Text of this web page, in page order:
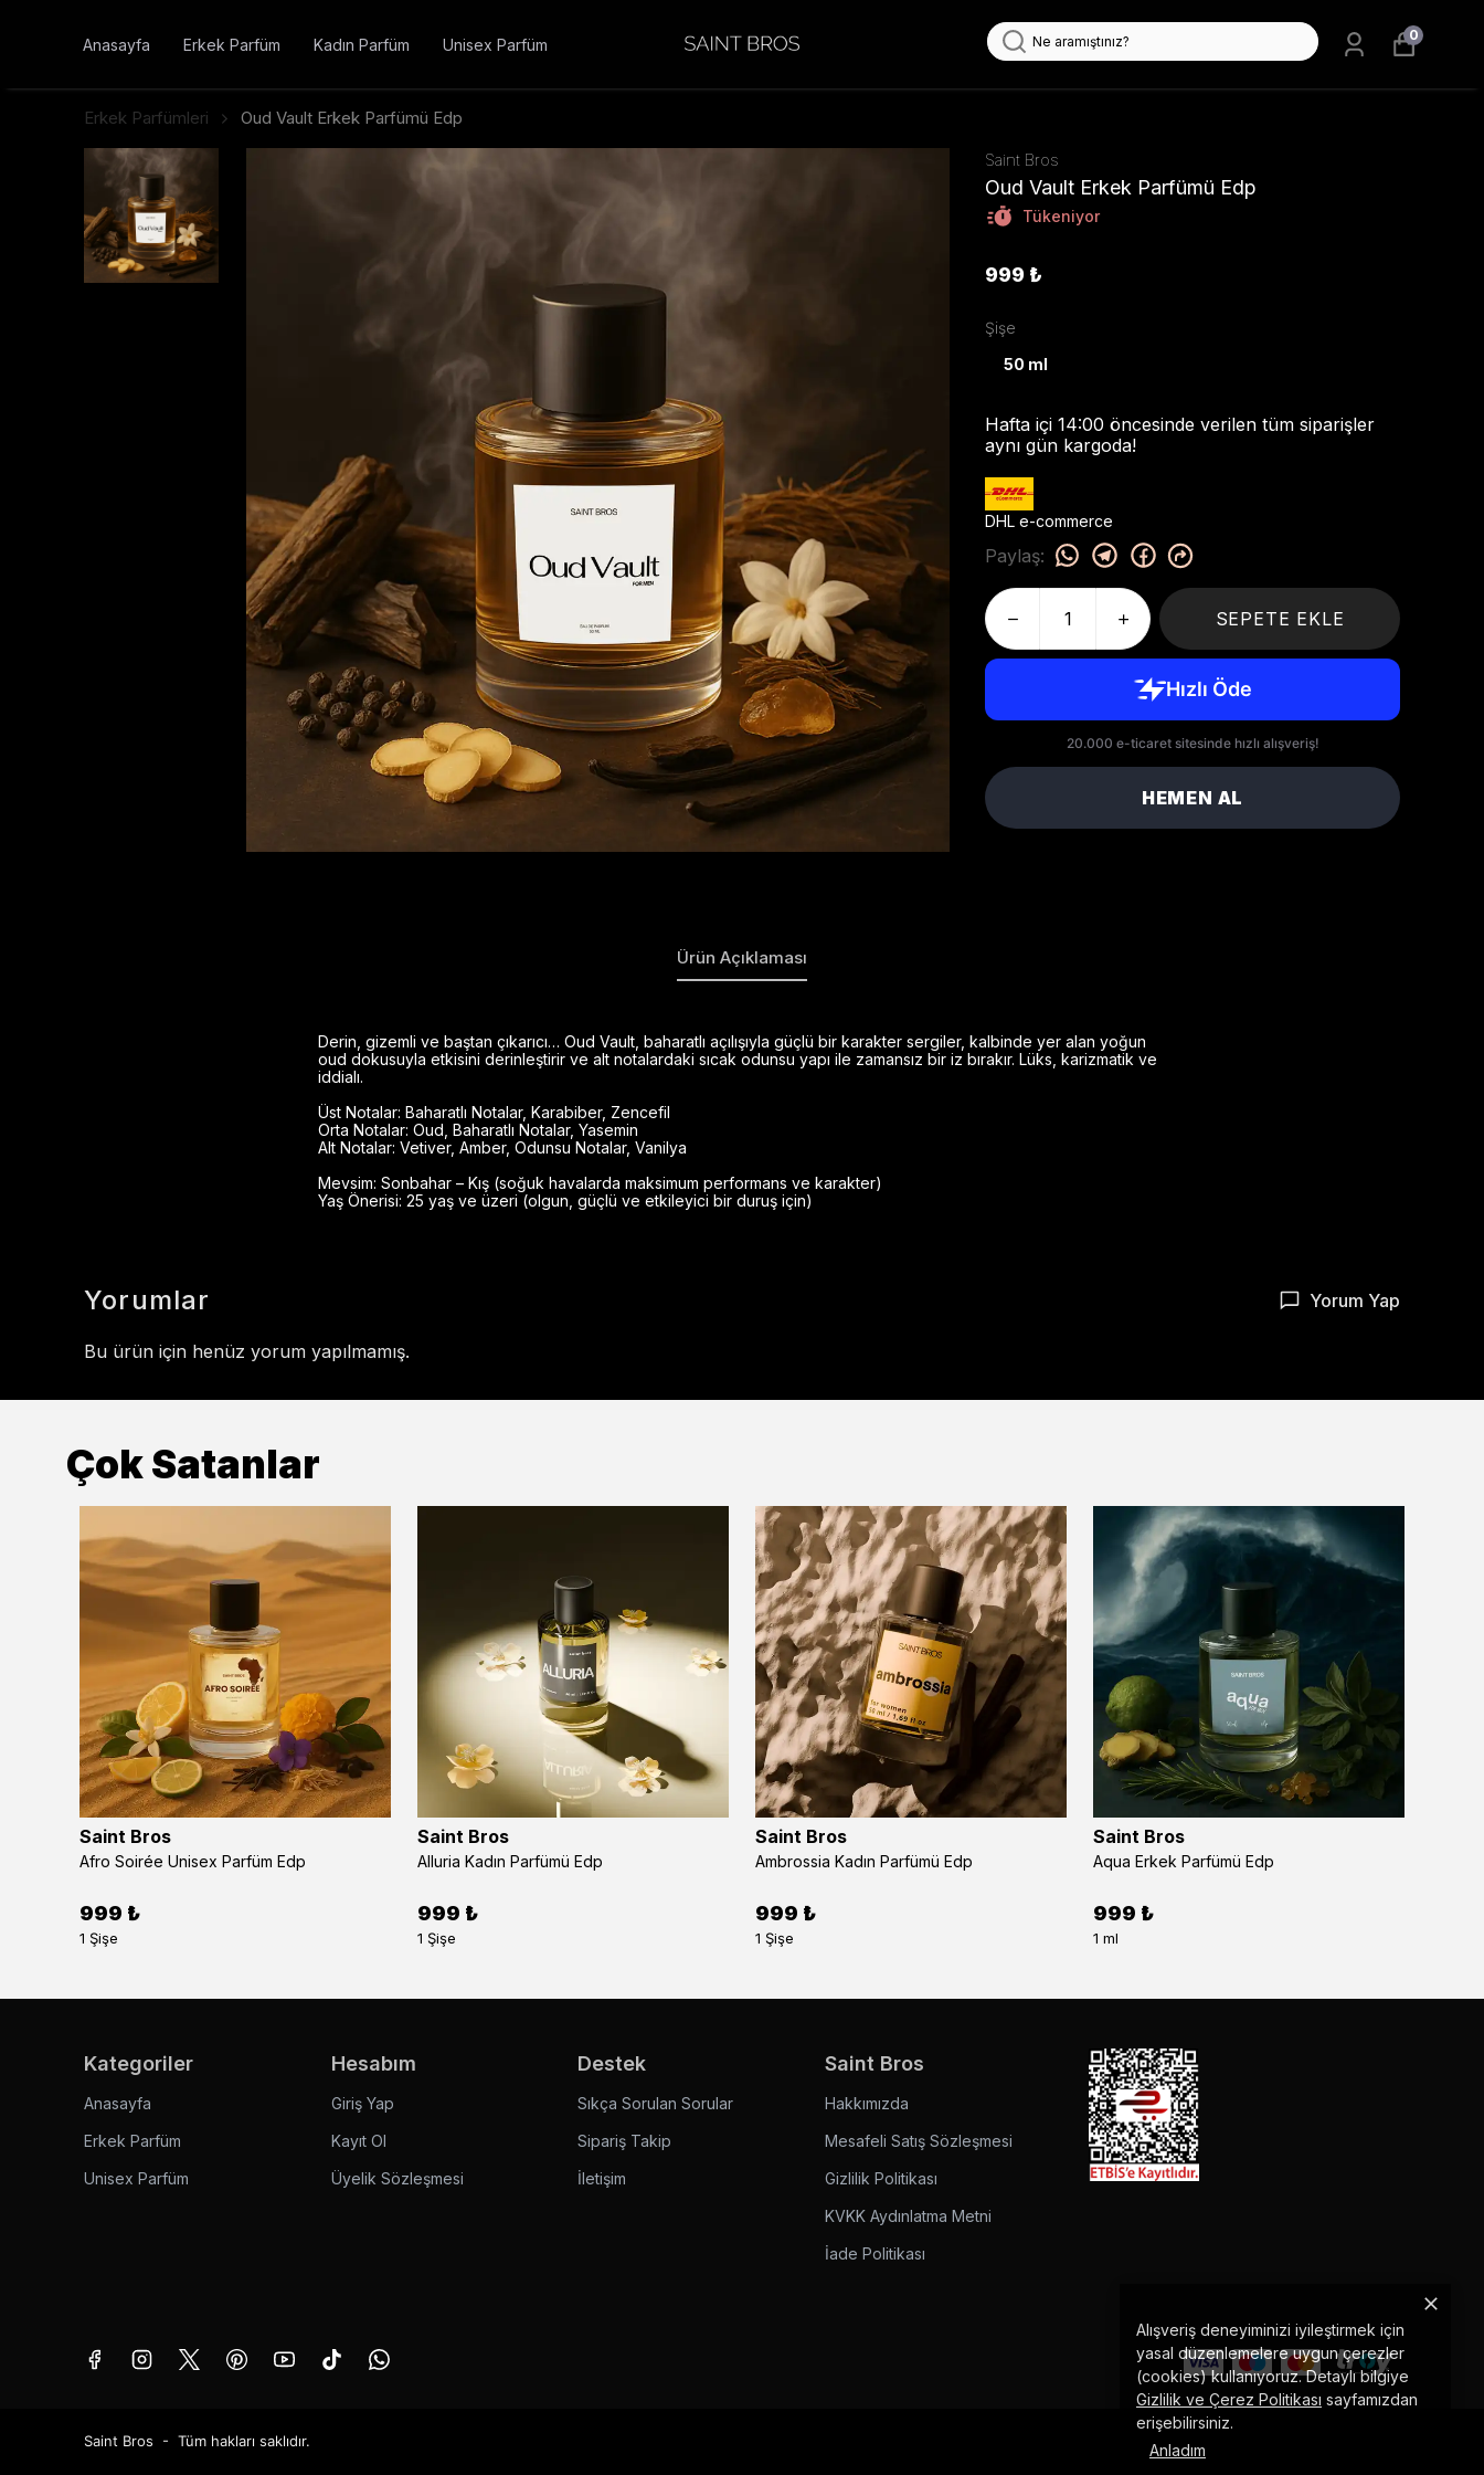
Anasayfa Erkek Parfüm Kadın Parfüm Unisex Parfüm
0
Alışveriş deneyiminizi iyileştirmek için
yasal düzenlemelere uygun çerezler
(cookies) kullanıyoruz. Detaylı bilgiye
Gizlilik ve Çerez Politikası sayfamızdan
erişebilirsiniz.
Anladım
Erkek Parfümleri
Oud Vault Erkek Parfümü Edp
Saint Bros
Oud Vault Erkek Parfümü Edp
Tükeniyor
999 ₺
Şişe
50 ml
Hafta içi 14:00 öncesinde verilen tüm siparişler
aynı gün kargoda!
DHL e-commerce
Paylaş:
SEPETE EKLE
HEMEN AL
Ürün Açıklaması
Derin, gizemli ve baştan çıkarıcı… Oud Vault, baharatlı açılışıyla güçlü bir karakter sergiler, kalbinde yer alan yoğun
oud dokusuyla etkisini derinleştirir ve alt notalardaki sıcak odunsu yapı ile zamansız bir iz bırakır. Lüks, karizmatik ve
iddialı.
Üst Notalar: Baharatlı Notalar, Karabiber, Zencefil
Orta Notalar: Oud, Baharatlı Notalar, Yasemin
Alt Notalar: Vetiver, Amber, Odunsu Notalar, Vanilya
Mevsim: Sonbahar – Kış (soğuk havalarda maksimum performans ve karakter)
Yaş Önerisi: 25 yaş ve üzeri (olgun, güçlü ve etkileyici bir duruş için)
Yorumlar Yorum Yap
Bu ürün için henüz yorum yapılmamış.
Çok Satanlar
Saint Bros
Afro Soirée Unisex Parfüm Edp
999 ₺
1 Şişe
Saint Bros
Alluria Kadın Parfümü Edp
999 ₺
1 Şişe
Saint Bros
Ambrossia Kadın Parfümü Edp
999 ₺
1 Şişe
Saint Bros
Aqua Erkek Parfümü Edp
999 ₺
1 ml
Kategoriler
Anasayfa
Erkek Parfüm
Unisex Parfüm
Hesabım
Giriş Yap
Kayıt Ol
Üyelik Sözleşmesi
Destek
Sıkça Sorulan Sorular
Sipariş Takip
İletişim
Saint Bros
Hakkımızda
Mesafeli Satış Sözleşmesi
Gizlilik Politikası
KVKK Aydınlatma Metni
İade Politikası
Saint Bros - Tüm hakları saklıdır.